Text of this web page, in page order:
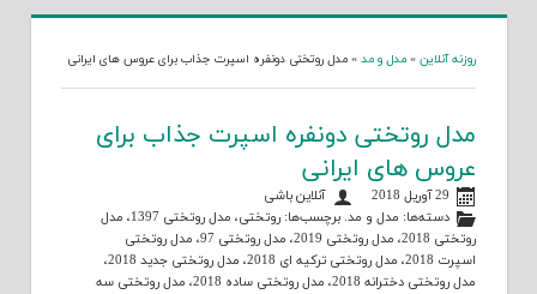
روزنه آنلاین » مدل و مد » مدل روتختی دونفره اسپرت جذاب برای عروس های ایرانی
مدل روتختی دونفره اسپرت جذاب برای
عروس های ایرانی
29 آوریل 2018
آنلاین باشی
دسته‌ها: مدل و مد. برچسب‌ها:روتختی، مدل روتختی 1397 ، مدل
روتختی 2018
، مدل روتختی 2019 ، مدل روتختی 97 ، مدل روتختی
اسپرت 2018
، مدل روتختی ترکیه ای 2018 ، مدل روتختی جدید 2018
،
مدل روتختی دخترانه 2018
، مدل روتختی ساده 2018 ، مدل روتختی سه